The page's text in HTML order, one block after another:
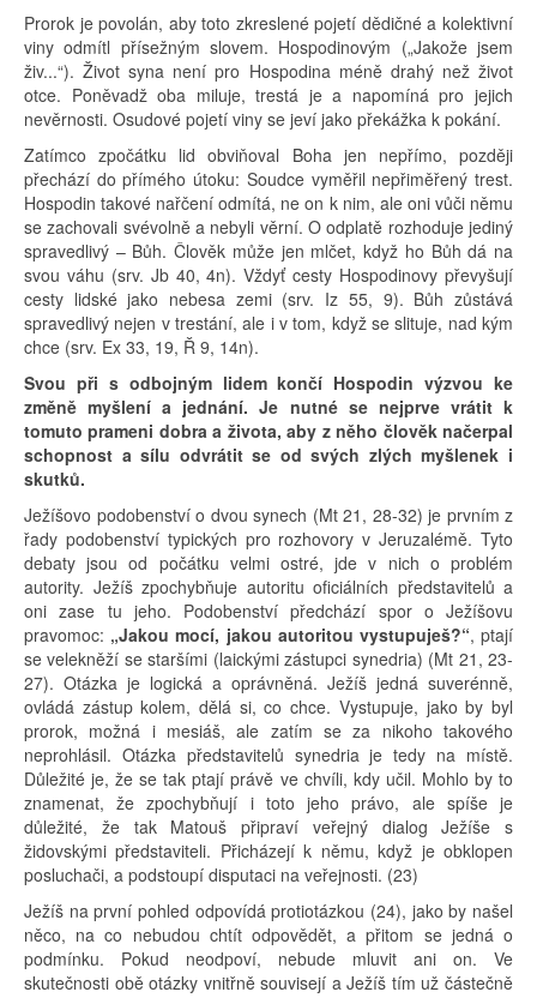
Prorok je povolán, aby toto zkreslené pojetí dědičné a kolektivní
viny odmítl přísežným slovem. Hospodinovým („Jakože jsem
živ...“). Život syna není pro Hospodina méně drahý než život
otce. Poněvadž oba miluje, trestá je a napomíná pro jejich
nevěrnosti. Osudové pojetí viny se jeví jako překážka k pokání.
Zatímco zpočátku lid obviňoval Boha jen nepřímo, později
přechází do přímého útoku: Soudce vyměřil nepřiměřený trest.
Hospodin takové nařčení odmítá, ne on k nim, ale oni vůči němu
se zachovali svévolně a nebyli věrní. O odplatě rozhoduje jediný
spravedlivý – Bůh. Člověk může jen mlčet, když ho Bůh dá na
svou váhu (srv. Jb 40, 4n). Vždyť cesty Hospodinovy převyšují
cesty lidské jako nebesa zemi (srv. Iz 55, 9). Bůh zůstává
spravedlivý nejen v trestání, ale i v tom, když se slituje, nad kým
chce (srv. Ex 33, 19, Ř 9, 14n).
Svou při s odbojným lidem končí Hospodin výzvou ke
změně myšlení a jednání. Je nutné se nejprve vrátit k
tomuto prameni dobra a života, aby z něho člověk načerpal
schopnost a sílu odvrátit se od svých zlých myšlenek i
skutků.
Ježíšovo podobenství o dvou synech (Mt 21, 28-32) je prvním z
řady podobenství typických pro rozhovory v Jeruzalémě. Tyto
debaty jsou od počátku velmi ostré, jde v nich o problém
autority. Ježíš zpochybňuje autoritu oficiálních představitelů a
oni zase tu jeho. Podobenství předchází spor o Ježíšovu
pravomoc: „Jakou mocí, jakou autoritou vystupuješ?“, ptají
se velekněží se staršími (laickými zástupci synedria) (Mt 21, 23-
27). Otázka je logická a oprávněná. Ježíš jedná suverénně,
ovládá zástup kolem, dělá si, co chce. Vystupuje, jako by byl
prorok, možná i mesiáš, ale zatím se za nikoho takového
neprohlásil. Otázka představitelů synedria je tedy na místě.
Důležité je, že se tak ptají právě ve chvíli, kdy učil. Mohlo by to
znamenat, že zpochybňují i toto jeho právo, ale spíše je
důležité, že tak Matouš připraví veřejný dialog Ježíše s
židovskými představiteli. Přicházejí k němu, když je obklopen
posluchači, a podstoupí disputaci na veřejnosti. (23)
Ježíš na první pohled odpovídá protiotázkou (24), jako by našel
něco, na co nebudou chtít odpovědět, a přitom se jedná o
podmínku. Pokud neodpoví, nebude mluvit ani on. Ve
skutečnosti obě otázky vnitřně souvisejí a Ježíš tím už částečně